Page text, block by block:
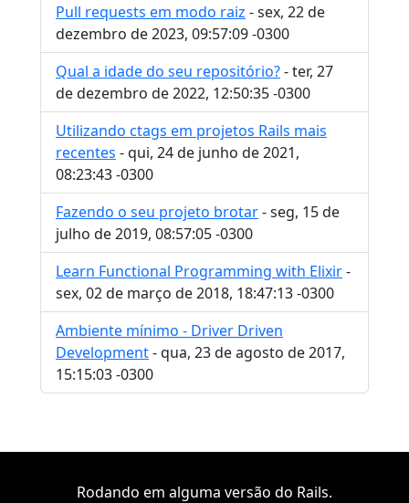
Pull requests em modo raiz - sex, 22 de
dezembro de 2023, 09:57:09 -0300
Qual a idade do seu repositório?- ter, 27
de dezembro de 2022, 12:50:35 -0300
Utilizando ctags em projetos Rails mais
recentes - qui, 24 de junho de 2021,
08:23:43 -0300
Fazendo o seu projeto brotar- seg, 15 de
julho de 2019, 08:57:05 -0300
Learn Functional Programming with Elixir-
sex, 02 de março de 2018, 18:47:13 -0300
Ambiente mínimo - Driver Driven
Development- qua, 23 de agosto de 2017,
15:15:03 -0300
Rodando em alguma versão do Rails.